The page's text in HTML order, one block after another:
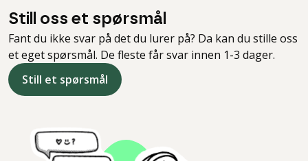
Still oss et spørsmål
Fant du ikke svar på det du lurer på? Da kan du stille oss
et eget spørsmål. De fleste får svar innen 1-3 dager.
Still et spørsmål